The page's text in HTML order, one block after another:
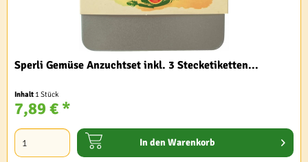
Sperli Gemüse Anzuchtset inkl. 3 Stecketiketten...
Inhalt 1 Stück
7,89 € *
In den Warenkorb